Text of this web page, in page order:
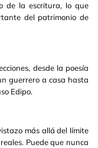
de la escritura, lo que
del patrimonio de
desde la poesía
guerrero a casa hasta
Edipo.
más allá del límite
Puede que nunca